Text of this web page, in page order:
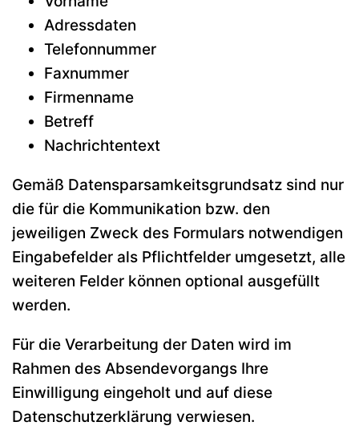
Adressdaten
Telefonnummer
Faxnummer
Firmenname
Betreff
Nachrichtentext
Gemäß Datensparsamkeitsgrundsatz sind nur
die für die Kommunikation bzw. den
jeweiligen Zweck des Formulars notwendigen
Eingabefelder als Pflichtfelder umgesetzt, alle
weiteren Felder können optional ausgefüllt
werden.
Für die Verarbeitung der Daten wird im
Rahmen des Absendevorgangs Ihre
Einwilligung eingeholt und auf diese
Datenschutzerklärung verwiesen.